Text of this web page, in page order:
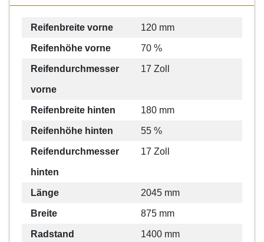
Reifenbreite vorne 120 mm
Reifenhöhe vorne 70 %
Reifendurchmesser
vorne
17 Zoll
Reifenbreite hinten 180 mm
Reifenhöhe hinten 55 %
Reifendurchmesser
hinten
17 Zoll
Länge 2045 mm
Breite 875 mm
Radstand 1400 mm